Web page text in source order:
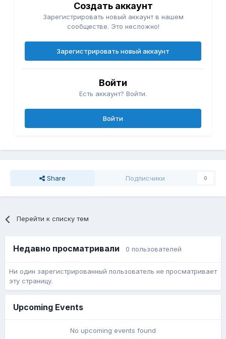
Создать аккаунт
Зарегистрировать новый аккаунт в нашем
сообществе. Это несложно!
Зарегистрировать новый аккаунт
Войти
Есть аккаунт? Войти.
Войти
Share Подписчики 0
Перейти к списку тем
Недавно просматривали 0 пользователей
Ни один зарегистрированный пользователь не просматривает
эту страницу.
Upcoming Events
No upcoming events found